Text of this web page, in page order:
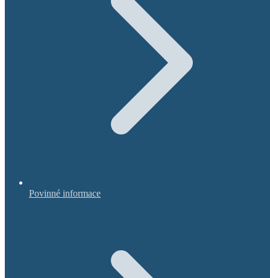
Povinné informace